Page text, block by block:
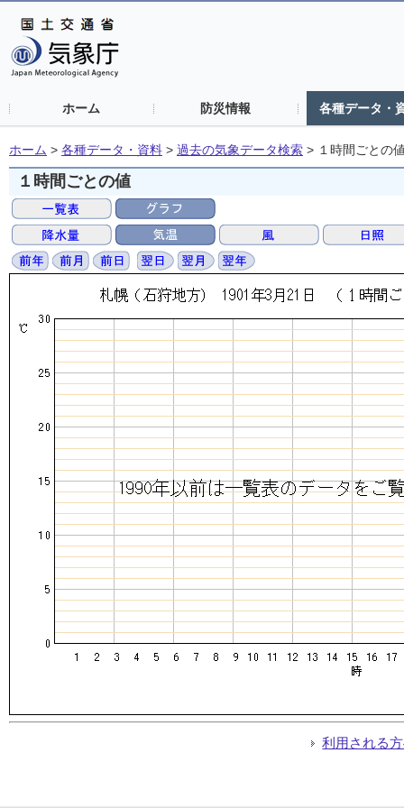
ホーム 防災情報 各種データ・
ホーム > 各種データ・資料 > 過去の気象データ検索 > １時間ごとの
１時間ごとの値
利用される